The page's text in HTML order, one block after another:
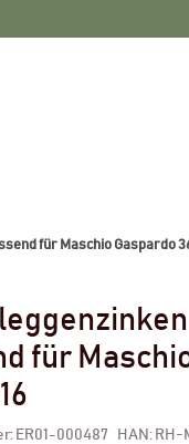
für Maschio Gaspardo
für
ER01-000487 HAN: RH-